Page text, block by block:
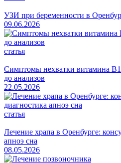
УЗИ при беременности в
09.06.2026
статья
Симптомы нехватки витамина
до анализов
22.05.2026
статья
Лечение храпа в Оренбурге:
апноэ сна
08.05.2026